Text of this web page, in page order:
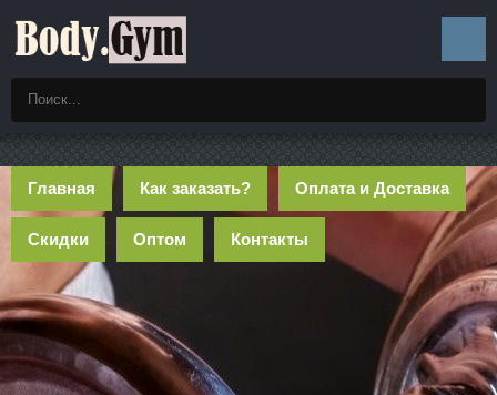
Главная Как заказать? Оплата и Доставка
Скидки Оптом Контакты